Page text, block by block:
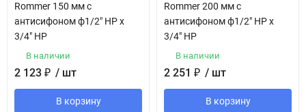
Rommer 150 мм с
антисифоном ф1/2" НР х
3/4" НР
В наличии
2 123 ₽ / шт
В корзину
Rommer 200 мм с
антисифоном ф1/2" НР х
3/4" НР
В наличии
2 251 ₽ / шт
В корзину